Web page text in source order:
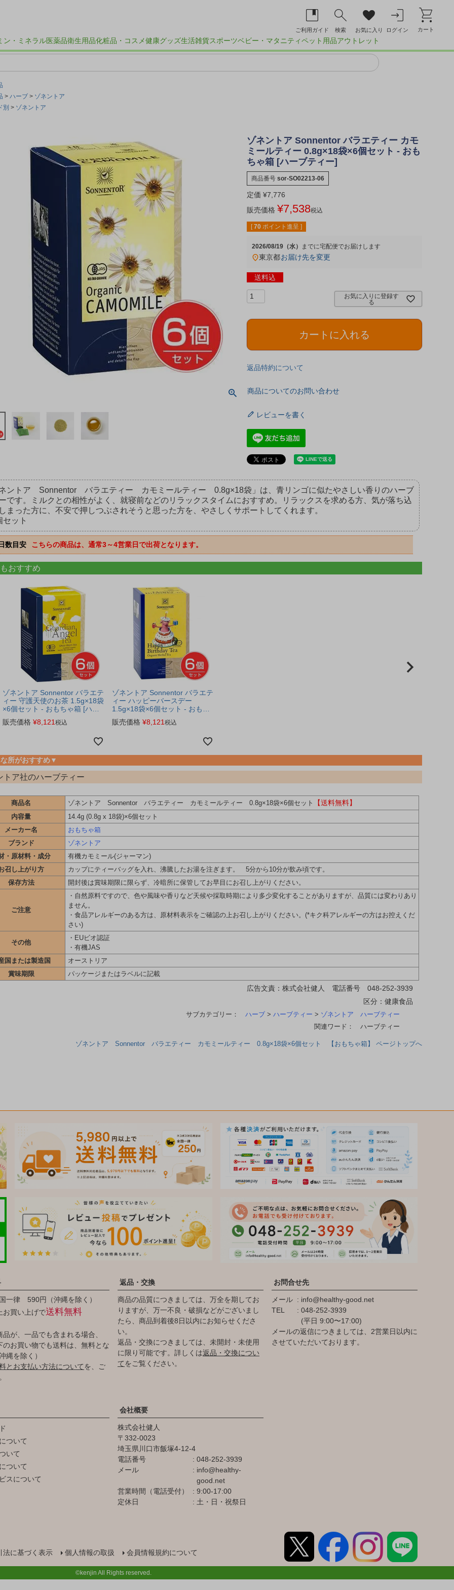
ご利用ガイド 検索 お気に入り ログイン カート
ン・ミネラル医薬品衛生用品化粧品・コスメ健康グッズ生活雑貨スポーツベビー・マタニティペット用品アウトレット
ハーブ
ゾネントア
別
ゾネントア
ゾネントア Sonnentor バラエティー カモ
ミールティー 0.8g×18袋×6個セット - おも
ちゃ箱 [ハーブティー]
商品番号 sor-SO02213-06
定価 ¥7,776
販売価格 ¥7,538税込
[ 70 ポイント進呈 ]
2026/08/19（水） 宅配便
東京都お届け先を変更
送料込
お気に入りに登録す
る
カートに入れる
返品特約について
商品についてのお問い合わせ
レビューを書く
ントア Sonnentor バラエティー カモミールティー 0.8g×18袋」は、青リンゴに似たやさしい香りのハーブ
です。ミルクとの相性がよく、就寝前などのリラックスタイムにおすすめ。リラックスを求める方、気が落ち込
まった方に、不安で押しつぶされそうと思った方を、やさしくサポートしてくれます。
ット
数目安 こちらの商品は、通常3～4営業日で出荷となります。
おすすめ
ゾネントア Sonnentor バラエテ
ィー 守護天使のお茶 1.5g×18袋
×6個セット - おもちゃ箱 [ハー
ブティー]
販売価格 ¥8,121税込
ゾネントア Sonnentor バラエテ
ィー ハッピーバースデー
1.5g×18袋×6個セット - おもち
ゃ箱 [ハーブティー]
販売価格 ¥8,121税込
所がおすすめ▼
トア社のハーブティー
商品名 ゾネントア Sonnentor バラエティー カモミールティー 0.8g×18袋×6個セット 【送料無料】
内容量
14.4g (0.8g x 18袋)×6個セット
メーカー名
おもちゃ箱
ブランド
ゾネントア
・原材料・成分
有機カモミール(ジャーマン)
召し上がり方
カップにティーバッグを入れ、沸騰したお湯を注ぎます。 5分から10分が飲み頃です。
保存方法
開封後は賞味期限に限らず、冷暗所に保管してお早目にお召し上がりください。
ご注意
・自然原料ですので、色や風味や香りなど天候や採取時期により多少変化することがありますが、品質には変わりあり
ません。
・食品アレルギーのある方は、原材料表示をご確認の上お召し上がりください。(*キク科アレルギーの方はお控えくだ
さい)
その他
・EUビオ認証
・有機JAS
国または製造国
オーストリア
賞味期限
パッケージまたはラベルに記載
広告文責：株式会社健人 電話番号 048-252-3939
区分：健康食品
サブカテゴリー： ハーブ> ハーブティー > ゾネントア ハーブティー
関連ワード： ハーブティー
ゾネントア Sonnentor バラエティー カモミールティー 0.8g×18袋×6個セット 【おもちゃ箱】 ページトップへ
一律 590円（沖縄を除く）
お買い上げで送料無料
が、一品でも含まれる場合、
のお買い物でも送料は、無料とな
縄を除く）
とお支払い方法についてを、ご
返品・交換
商品の品質につきましては、万全を期してお
りますが、万一不良・破損などがございまし
たら、商品到着後8日以内にお知らせくださ
い。
返品・交換につきましては、未開封・未使用
に限り可能です。詳しくは返品・交換につい
てをご覧ください。
お問合せ先
メール
info@healthy-good.net
TEL
048-252-3939
(平日 9:00〜17:00)
メールの返信につきましては、2営業日以内に
させていただいております。
ついて
いて
ついて
スについて
会社概要
株式会社健人
332-0023
埼玉県川口市飯塚4-12-4
電話番号
048-252-3939
メール
info@healthy-
good.net
営業時間（電話受付）
9:00-17:00
定休日
土・日・祝祭日
法に基づく表示 個人情報の取扱 会員情報規約について
©kenjin All Rights reserved.